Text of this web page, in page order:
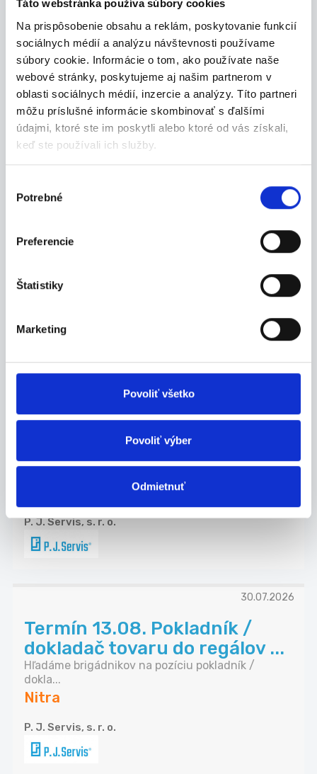
Táto webstránka používa súbory cookies
Na prispôsobenie obsahu a reklám, poskytovanie funkcií
sociálnych médií a analýzu návštevnosti používame
súbory cookie. Informácie o tom, ako používate naše
webové stránky, poskytujeme aj našim partnerom v
oblasti sociálnych médií, inzercie a analýzy. Títo partneri
môžu príslušné informácie skombinovať s ďalšími
údajmi, ktoré ste im poskytli alebo ktoré od vás získali,
keď ste používali ich služby.
súhlasu
Potrebné
Preferencie
Štatistiky
Marketing
Povoliť všetko
Povoliť výber
Odmietnuť
Termín 04.08. Pokladník /
dokladač tovaru do regálov ...
Hľadáme brigádnikov na pozíciu pokladník /
dokla...
Nitra
P. J. Servis, s. r. o.
28.07.2026
dokladač tovaru do regálov ...
Nitra
Termín 12.08. Pokladník /
dokladač tovaru do regálov ...
Hľadáme brigádnikov na pozíciu pokladník /
P. J. Servis, s. r. o.
30.07.2026
Termín 13.08. Pokladník /
dokladač tovaru do regálov ...
Hľadáme brigádnikov na pozíciu pokladník /
dokla...
Nitra
P. J. Servis, s. r. o.